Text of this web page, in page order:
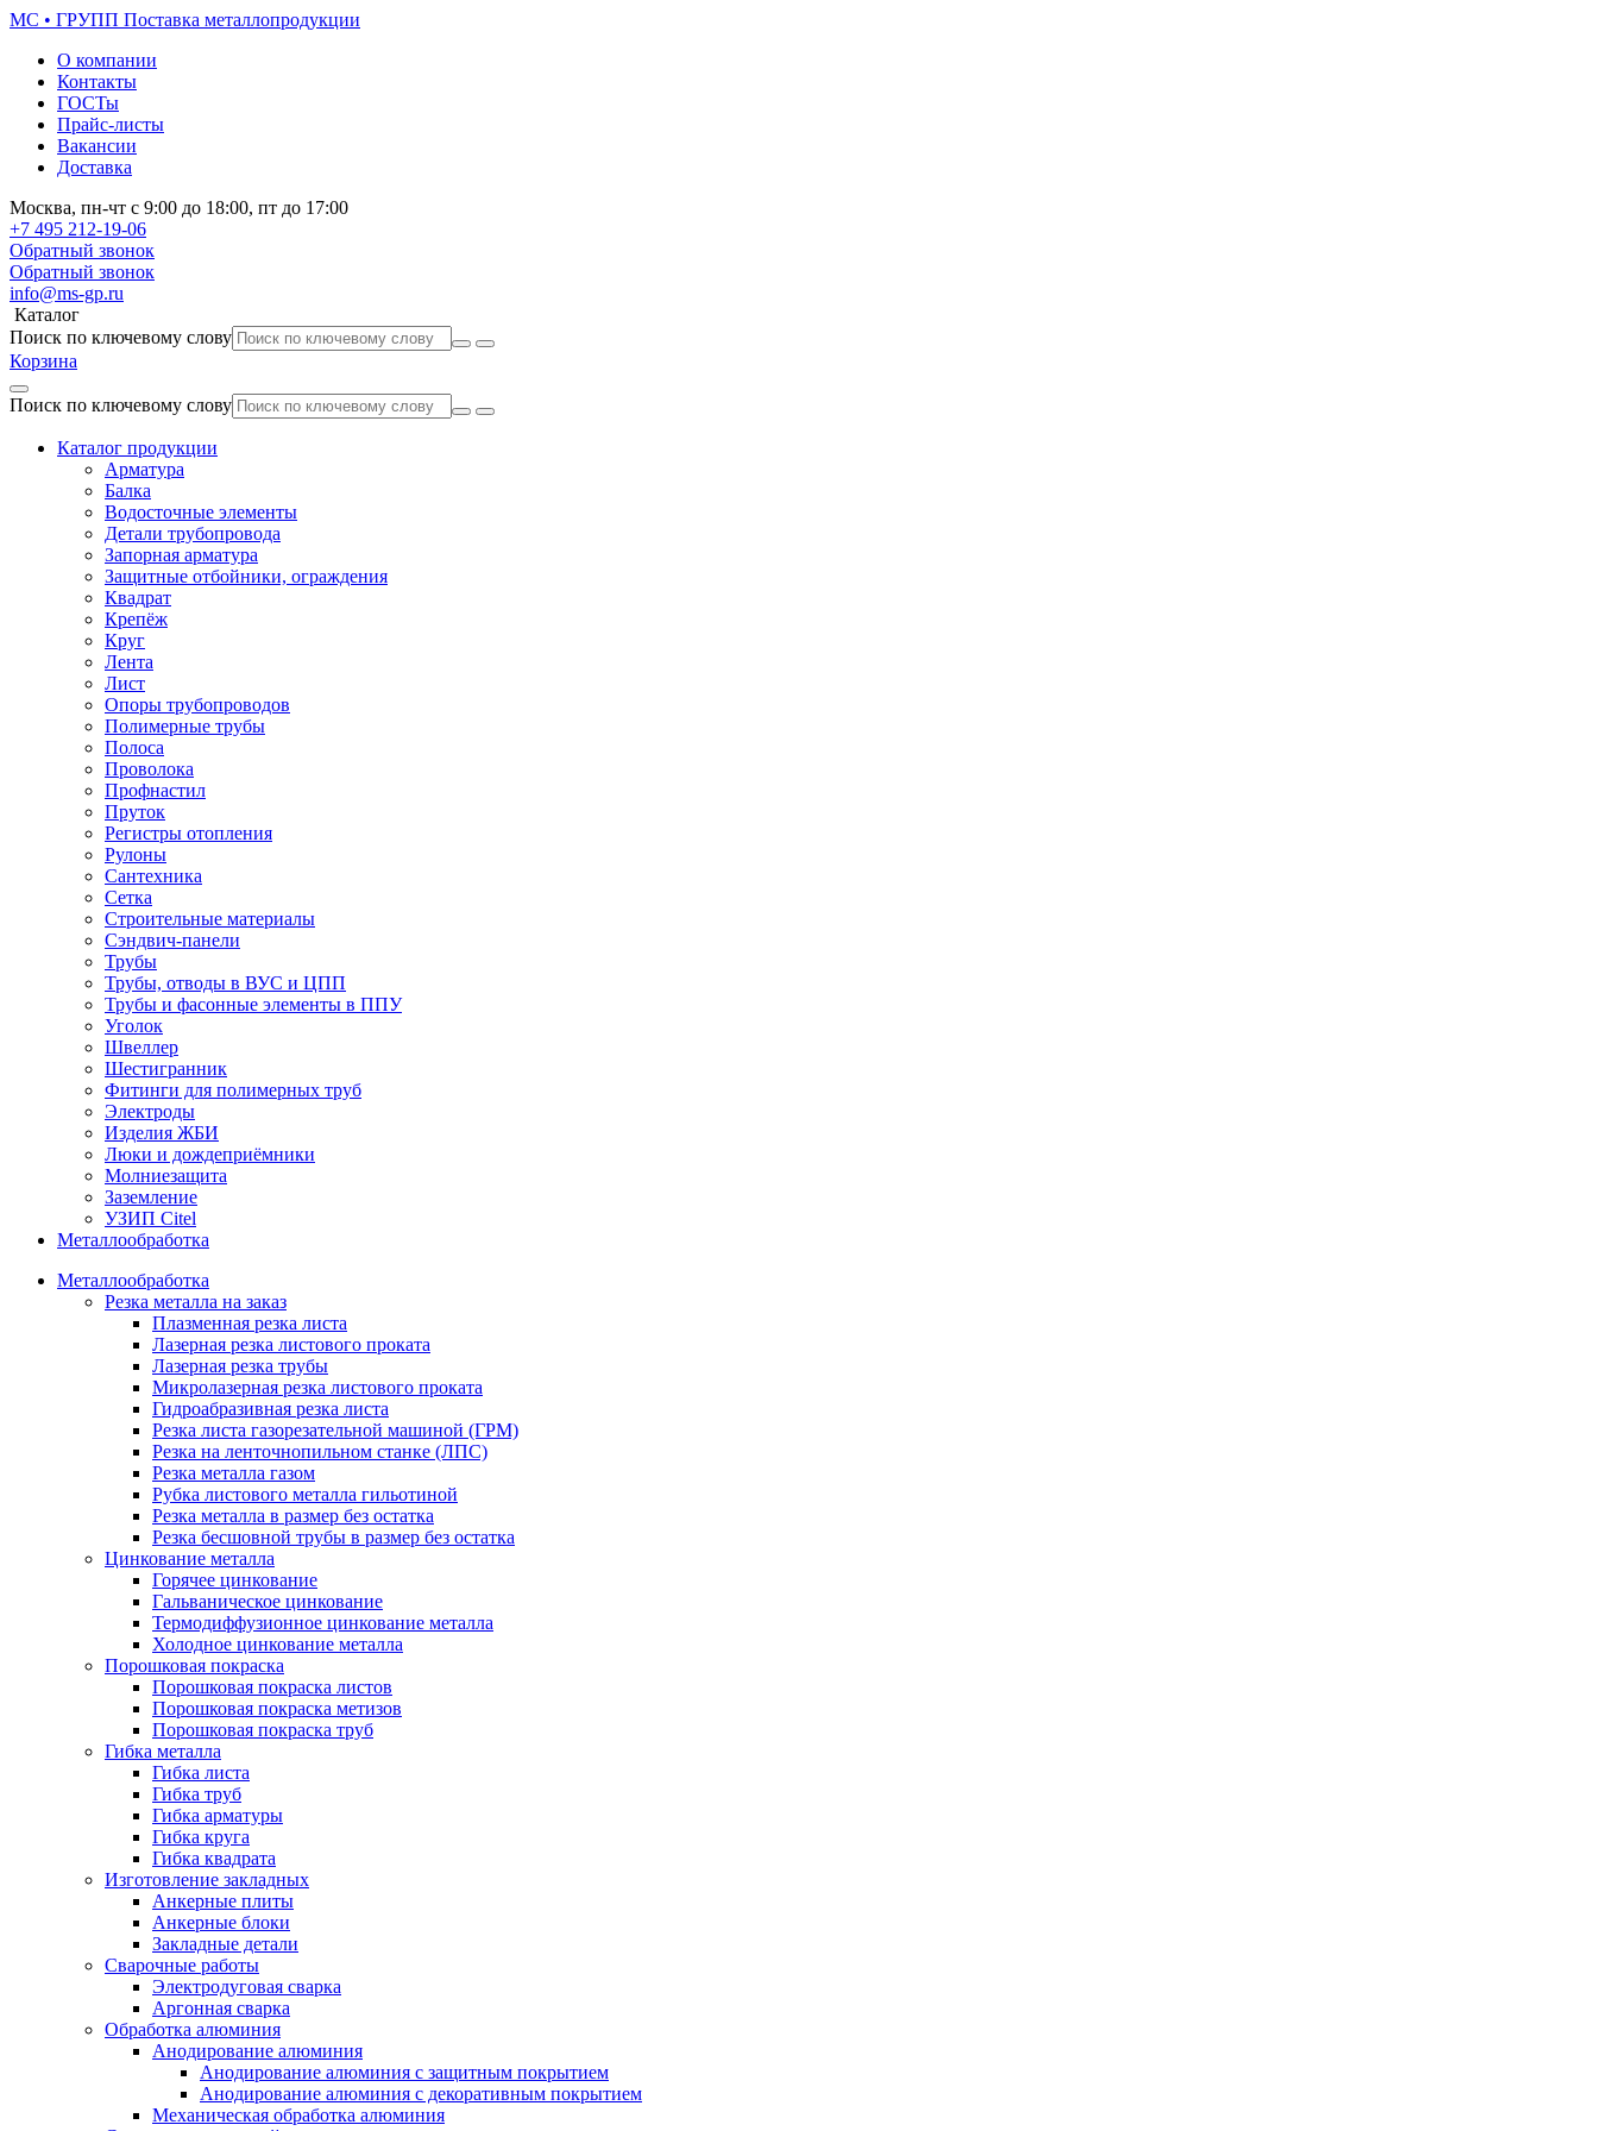
МС • ГРУПП Поставка металлопродукции
О компании
Контакты
ГОСТы
Прайс-листы
Вакансии
Доставка
Москва, пн-чт с 9:00 до 18:00, пт до 17:00
+7 495 212-19-06
Обратный звонок
Обратный звонок
info@ms-gp.ru
Каталог
Поиск по ключевому слову
Корзина
Поиск по ключевому слову
Каталог продукции
Арматура
Балка
Водосточные элементы
Детали трубопровода
Запорная арматура
Защитные отбойники, ограждения
Квадрат
Крепёж
Круг
Лента
Лист
Опоры трубопроводов
Полимерные трубы
Полоса
Проволока
Профнастил
Пруток
Регистры отопления
Рулоны
Сантехника
Сетка
Строительные материалы
Сэндвич-панели
Трубы
Трубы, отводы в ВУС и ЦПП
Трубы и фасонные элементы в ППУ
Уголок
Швеллер
Шестигранник
Фитинги для полимерных труб
Электроды
Изделия ЖБИ
Люки и дождеприёмники
Молниезащита
Заземление
УЗИП Citel
Металлообработка
Металлообработка
Резка металла на заказ
Плазменная резка листа
Лазерная резка листового проката
Лазерная резка трубы
Микролазерная резка листового проката
Гидроабразивная резка листа
Резка листа газорезательной машиной (ГРМ)
Резка на ленточнопильном станке (ЛПС)
Резка металла газом
Рубка листового металла гильотиной
Резка металла в размер без остатка
Резка бесшовной трубы в размер без остатка
Цинкование металла
Горячее цинкование
Гальваническое цинкование
Термодиффузионное цинкование металла
Холодное цинкование металла
Порошковая покраска
Порошковая покраска листов
Порошковая покраска метизов
Порошковая покраска труб
Гибка металла
Гибка листа
Гибка труб
Гибка арматуры
Гибка круга
Гибка квадрата
Изготовление закладных
Анкерные плиты
Анкерные блоки
Закладные детали
Сварочные работы
Электродуговая сварка
Аргонная сварка
Обработка алюминия
Анодирование алюминия
Анодирование алюминия с защитным покрытием
Анодирование алюминия с декоративным покрытием
Механическая обработка алюминия